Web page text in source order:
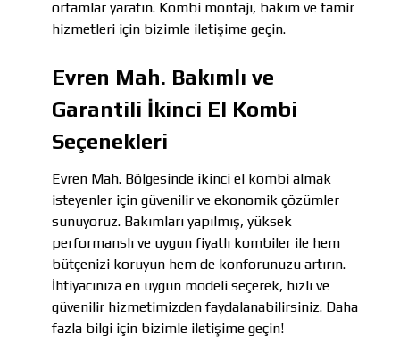
Evren Mah. Bakımlı ve
Garantili İkinci El Kombi
Seçenekleri
Evren Mah. Bölgesinde ikinci el kombi almak
isteyenler için güvenilir ve ekonomik çözümler
sunuyoruz. Bakımları yapılmış, yüksek
performanslı ve uygun fiyatlı kombiler ile hem
bütçenizi koruyun hem de konforunuzu artırın.
İhtiyacınıza en uygun modeli seçerek, hızlı ve
güvenilir hizmetimizden faydalanabilirsiniz. Daha
fazla bilgi için bizimle iletişime geçin!